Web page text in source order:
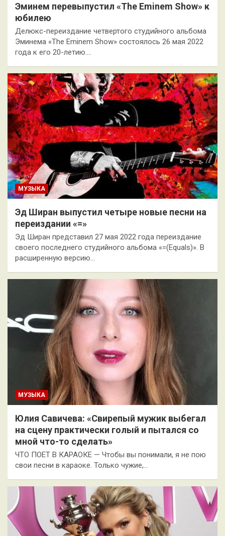
Эминем перевыпустил «The Eminem Show» к
юбилею
Делюкс-переиздание четвертого студийного альбома
Эминема «The Eminem Show» состоялось 26 мая 2022
года к его 20-летию.…
МУЗЫКА
Эд Ширан выпустил четыре новые песни на
переиздании «=»
Эд Ширан представил 27 мая 2022 года переиздание
своего последнего студийного альбома «=(Equals)». В
расширенную версию…
МУЗЫКА
Юлия Савичева: «Свирепый мужик выбегал
на сцену практически голый и пытался со
мной что-то сделать»
ЧТО ПОЕТ В КАРАОКЕ — Чтобы вы понимали, я не пою
свои песни в караоке. Только чужие,…